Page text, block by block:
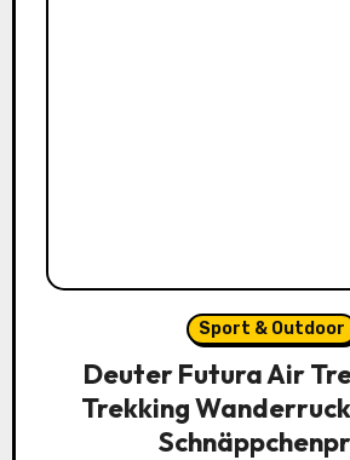
Sport & Outdoor
Deuter Futura Air
Trekking